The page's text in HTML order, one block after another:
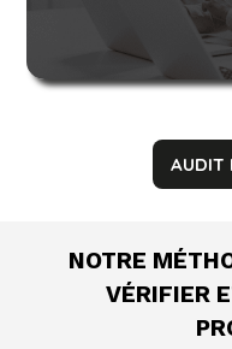
AUDIT
NOTRE
VÉRIFIER